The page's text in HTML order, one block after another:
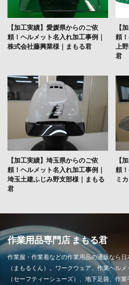
【加工実績】愛媛県からのご依
頼！ヘルメット名入れ加工事例｜
株式会社藤興業様｜まもる君
【
頼
上
君
【加工実績】埼玉県からのご依
頼！ヘルメット名入れ加工事例｜
埼玉土建ふじみ野支部様｜まもる
君
【
頼
ミ
作業用品専門店 まもる君
作業服・作業着などの作業用品の通販なら
（まもるくん）。ワークウェア、作業ヘル
（セーフティーシューズ）、地下足袋、作